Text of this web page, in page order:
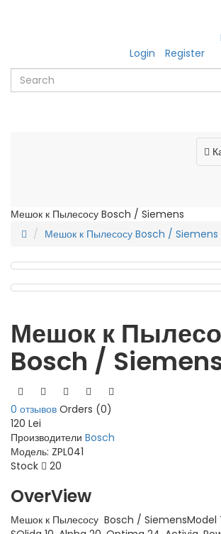
Login Register
Мешок к Пылесосу Bosch / Siemens
Мешок к Пылесосу Bosch / Siemens
Мешок к
Bosch /
0 отзывов Orders (0)
120 Lei
Производители Bosch
Модель: ZPL041
Stock
20
OverView
Мешок к Пылесосу Bosch / SiemensModel